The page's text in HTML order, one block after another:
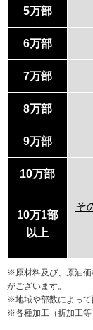
5万部
6万部
7万部
8万部
9万部
10万部
10万1部
以上
そ
※原材料及び、原油価
がございます。
※地域や部数によって
※各種加工（折加工等